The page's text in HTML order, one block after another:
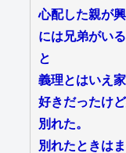
心配した親が
には兄弟がい
と
義理とはいえ
好きだったけ
別れた。
別れたときは